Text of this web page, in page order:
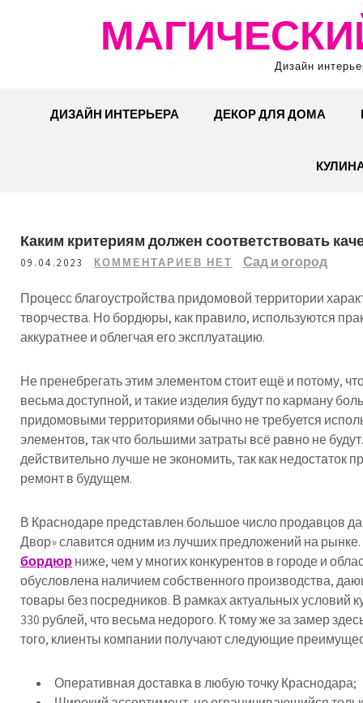
Дизайн
ДИЗАЙН ИНТЕРЬЕРА ДЕКОР ДЛЯ ДОМА
Каким критериям должен соответствовать
09.04.2023 КОММЕНТАРИЕВ НЕТ Сад и огород
Процесс благоустройства придомовой территории
творчества. Но бордюры, как правило, используются
аккуратнее и облегчая его эксплуатацию.
Не пренебрегать этим элементом стоит ещё и потому,
весьма доступной, и такие изделия будут по карману
придомовыми территориями обычно не требуется
элементов, так что большими затраты всё равно не
действительно лучше не экономить, так как недостаток
ремонт в будущем.
В Краснодаре представлен большое число продавцов
Двор» славится одним из лучших предложений на
бордюрниже, чем у многих конкурентов в городе и
обусловлена наличием собственного производства,
товары без посредников. В рамках актуальных условий
330 рублей, что весьма недорого. К тому же за замер
того, клиенты компании получают следующие
Оперативная доставка в любую точку Краснодара;